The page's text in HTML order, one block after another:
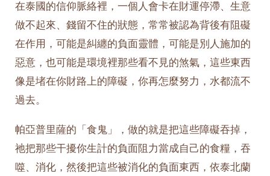
在泰國的信仰脈絡裡，一個人會卡在財運停滯、生意
做不起來、錢留不住的狀態，常常被認為背後有阻礙
在作用，可能是糾纏的負面靈體，可能是別人施加的
惡意，也可能是環境裡那些看不見的煞氣，這些東西
像是堵在你財路上的障礙，你再怎麼努力，水都流不
過去。
帕亞普里薩的「食鬼」，做的就是把這些障礙吞掉，
祂把那些干擾你生計的負面阻力當成自己的食糧，吞
噬、消化，然後把這些被消化的負面東西，依泰北蘭